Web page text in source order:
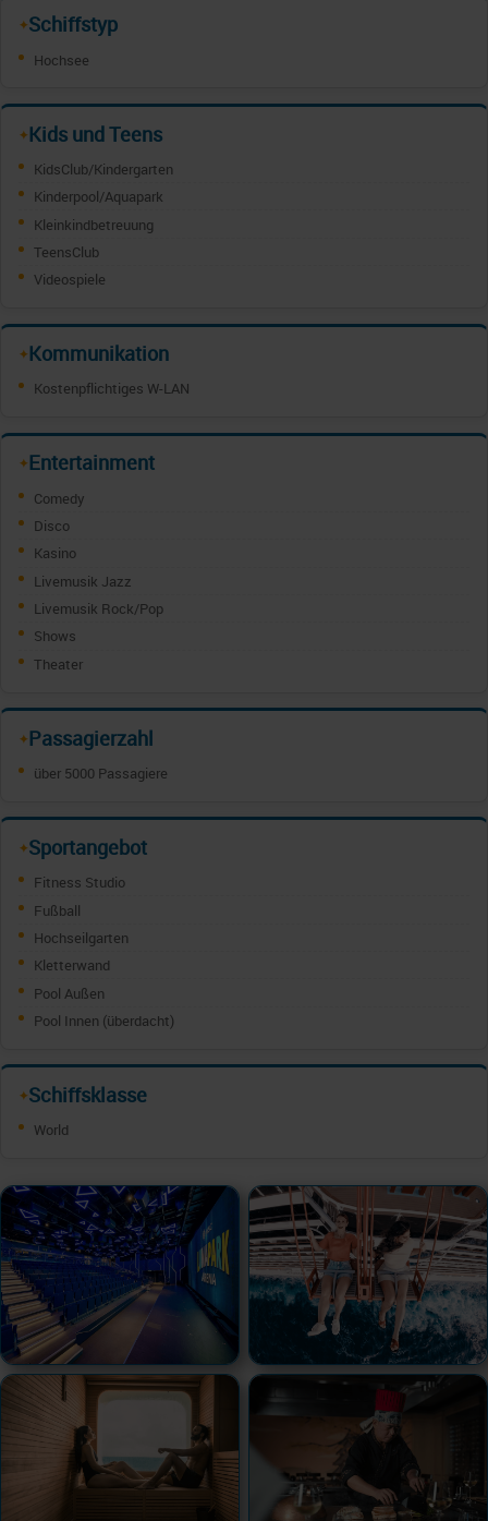
✦Schiffstyp
Hochsee
✦Kids und Teens
KidsClub/Kindergarten
Kinderpool/Aquapark
Kleinkindbetreuung
TeensClub
Videospiele
✦Kommunikation
Kostenpflichtiges W-LAN
✦Entertainment
Comedy
Disco
Kasino
Livemusik Jazz
Livemusik Rock/Pop
Shows
Theater
✦Passagierzahl
über 5000 Passagiere
✦Sportangebot
Fitness Studio
Fußball
Hochseilgarten
Kletterwand
Pool Außen
Pool Innen (überdacht)
✦Schiffsklasse
World